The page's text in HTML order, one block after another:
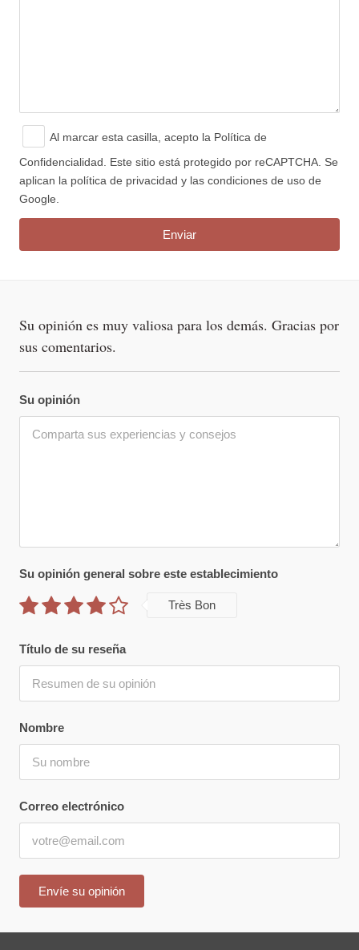
Al marcar esta casilla, acepto la Política de
Confidencialidad.
Este sitio está protegido por reCAPTCHA. Se
aplican la política de privacidad y las condiciones de uso de
Google.
Su opinión es muy valiosa para los demás. Gracias por
sus comentarios.
Su opinión
Nombre
Correo electrónico
Su opinión general sobre este establecimiento
Très Bon
Título de su reseña